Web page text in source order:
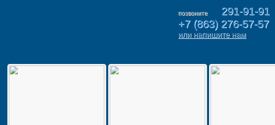
позвоните
291-91-91
+7 (863) 276-57-57
или напишите нам